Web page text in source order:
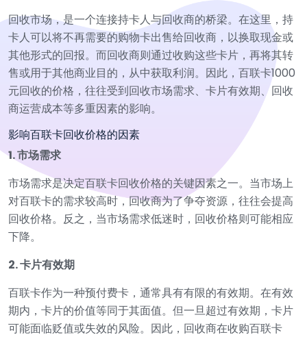
回收市场，是一个连接持卡人与回收商的桥梁。在这里，持
卡人可以将不再需要的购物卡出售给回收商，以换取现金或
其他形式的回报。而回收商则通过收购这些卡片，再将其转
售或用于其他商业目的，从中获取利润。因此，百联卡1000
元回收的价格，往往受到回收市场需求、卡片有效期、回收
商运营成本等多重因素的影响。
影响百联卡回收价格的因素
1. 市场需求
市场需求是决定百联卡回收价格的关键因素之一。当市场上
对百联卡的需求较高时，回收商为了争夺资源，往往会提高
回收价格。反之，当市场需求低迷时，回收价格则可能相应
下降。
2. 卡片有效期
百联卡作为一种预付费卡，通常具有有限的有效期。在有效
期内，卡片的价值等同于其面值。但一旦超过有效期，卡片
可能面临贬值或失效的风险。因此，回收商在收购百联卡